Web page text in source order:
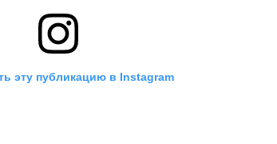
эту публикацию в Instagram